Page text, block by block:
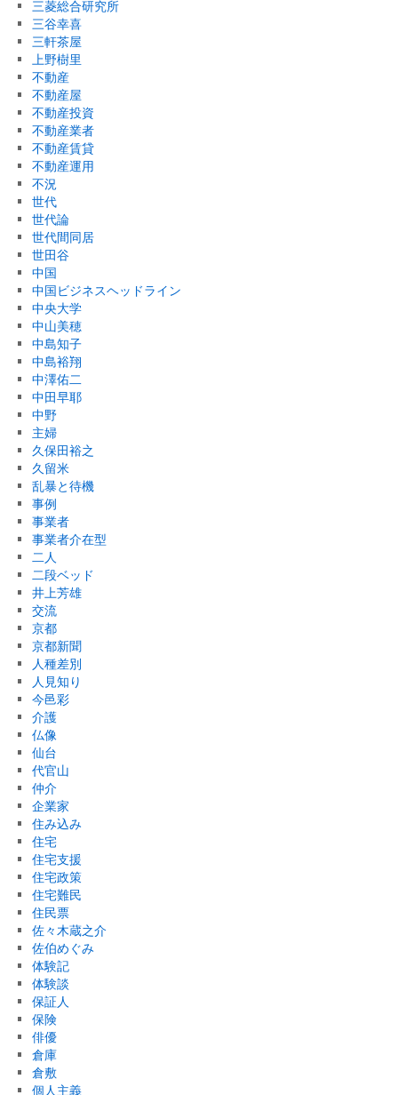
三菱総合研究所
三谷幸喜
三軒茶屋
上野樹里
不動産
不動産屋
不動産投資
不動産業者
不動産賃貸
不動産運用
不況
世代
世代論
世代間同居
世田谷
中国
中国ビジネスヘッドライン
中央大学
中山美穂
中島知子
中島裕翔
中澤佑二
中田早耶
中野
主婦
久保田裕之
久留米
乱暴と待機
事例
事業者
事業者介在型
二人
二段ベッド
井上芳雄
交流
京都
京都新聞
人種差別
人見知り
今邑彩
介護
仏像
仙台
代官山
仲介
企業家
住み込み
住宅
住宅支援
住宅政策
住宅難民
住民票
佐々木蔵之介
佐伯めぐみ
体験記
体験談
保証人
保険
俳優
倉庫
倉敷
個人主義